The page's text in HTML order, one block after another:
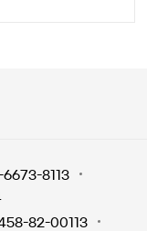
6673-8113
458-82-00113